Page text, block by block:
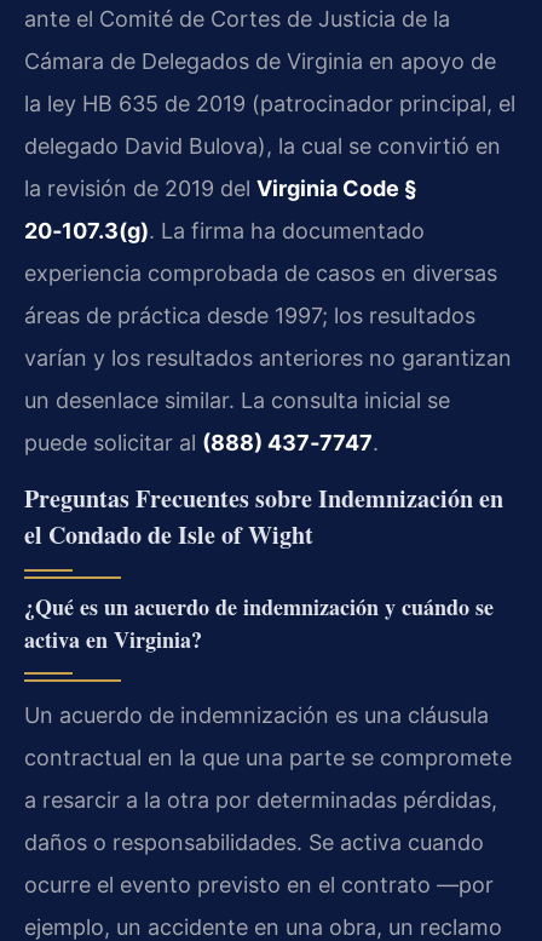
ante el Comité de Cortes de Justicia de la
Cámara de Delegados de Virginia en apoyo de
la ley HB 635 de 2019 (patrocinador principal, el
delegado David Bulova), la cual se convirtió en
la revisión de 2019 del Virginia Code §
20‑107.3(g). La firma ha documentado
experiencia comprobada de casos en diversas
áreas de práctica desde 1997; los resultados
varían y los resultados anteriores no garantizan
un desenlace similar. La consulta inicial se
puede solicitar al (888) 437‑7747.
Preguntas Frecuentes sobre Indemnización en
el Condado de Isle of Wight
¿Qué es un acuerdo de indemnización y cuándo se
activa en Virginia?
Un acuerdo de indemnización es una cláusula
contractual en la que una parte se compromete
a resarcir a la otra por determinadas pérdidas,
daños o responsabilidades. Se activa cuando
ocurre el evento previsto en el contrato —por
ejemplo, un accidente en una obra, un reclamo